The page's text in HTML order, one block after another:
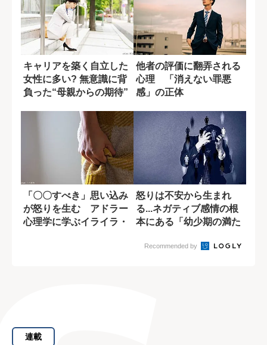
キャリアを築く自立した
女性に多い? 無意識に背
負った“母親からの期待”
他者の評価に翻弄される
心理 「消えない罪悪
感」の正体
「〇〇すべき」思い込み
が怒りを生む アドラー
心理学に学ぶイライラ・
怒りは不安から生まれ
る...ネガティブ感情の根
本にある「幼少期の満た
Recommended by
連載